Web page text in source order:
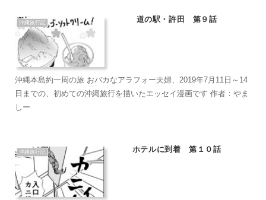
沖縄旅行記 道の駅・許田 第９話
沖縄本島約一周の旅 おバカなアラフォー夫婦、2019年7月11日～14
日までの、初めての沖縄旅行を描いたエッセイ漫画です 作者：やま
しー
沖縄旅行記 ホテルに到着 第１０話